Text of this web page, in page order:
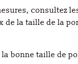
consultez
de la taille de la
bonne taille de